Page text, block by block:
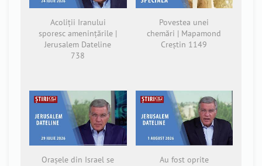
Acoliții Iranului
sporesc amenințările |
Jerusalem Dateline
738
Povestea unei
chemări | Mapamond
Creștin 1149
Orașele din Israel se
Au fost oprite